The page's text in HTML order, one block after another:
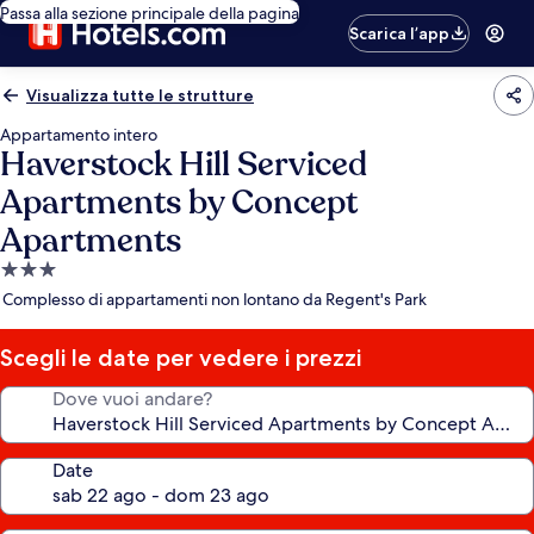
Passa alla sezione principale della pagina
Scarica l’app
Visualizza tutte le strutture
Appartamento intero
Haverstock Hill Serviced
Apartments by Concept
Apartments
Struttura
a
stelle
Complesso di appartamenti non lontano da Regent's Park
Scegli le date per vedere i prezzi
Dove vuoi andare?
Date